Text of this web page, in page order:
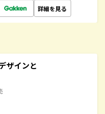
詳細を見る
ザインと